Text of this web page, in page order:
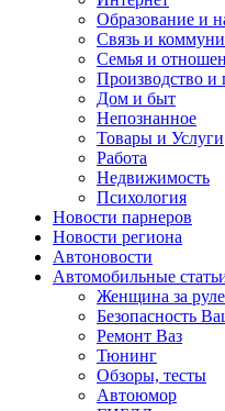
Образование и
Связь и
Семья и
Производство
Дом и быт
Непознанное
Товары и Услуги
Работа
Недвижимость
Психология
Новости парнеров
Новости региона
Автоновости
Автомобильные
Женщина за
Безопасность
Ремонт Ваз
Тюнинг
Обзоры, тесты
Автоюмор